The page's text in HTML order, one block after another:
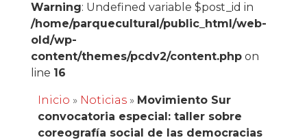
Warning: Undefined variable $post_id in
/home/parquecultural/public_html/web-
old/wp-
content/themes/pcdv2/content.phpon
line 16
Inicio » Noticias» Movimiento Sur
convocatoria especial: taller sobre
coreografía social de las democracias